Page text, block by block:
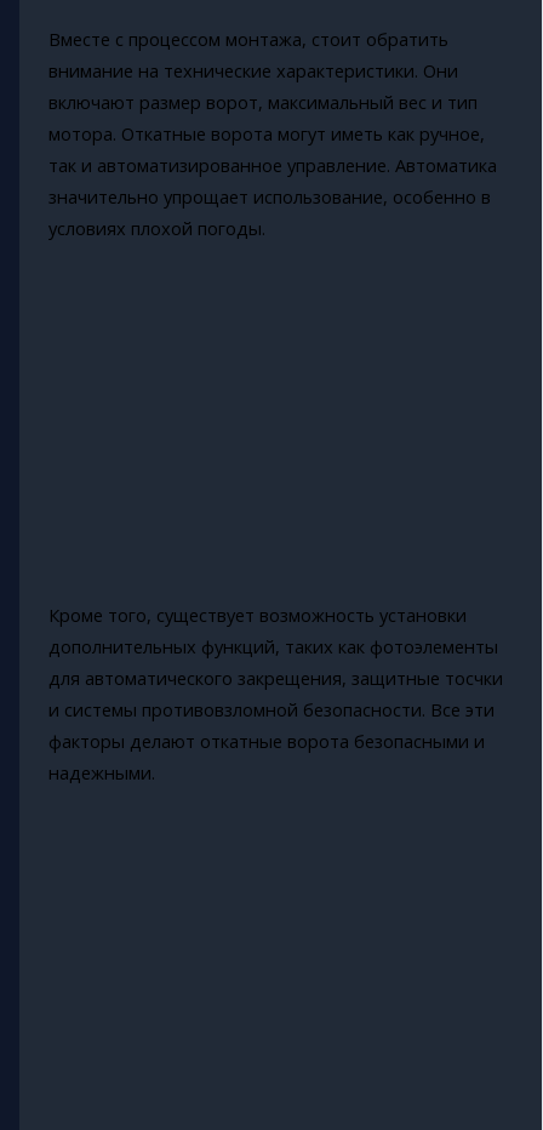
Вместе с процессом монтажа, стоит обратить
внимание на технические характеристики. Они
включают размер ворот, максимальный вес и тип
мотора. Откатные ворота могут иметь как ручное,
так и автоматизированное управление. Автоматика
значительно упрощает использование, особенно в
условиях плохой погоды.
Кроме того, существует возможность установки
дополнительных функций, таких как фотоэлементы
для автоматического закрещения, защитные тосчки
и системы противовзломной безопасности. Все эти
факторы делают откатные ворота безопасными и
надежными.